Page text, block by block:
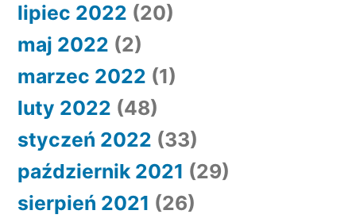
lipiec 2022 (20)
maj 2022 (2)
marzec 2022 (1)
luty 2022 (48)
styczeń 2022 (33)
październik 2021 (29)
sierpień 2021 (26)